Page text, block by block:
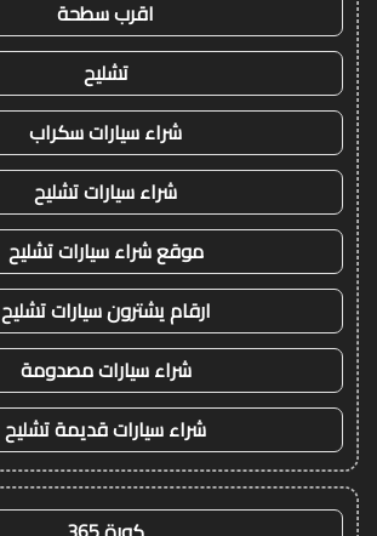
اقرب سطحة
تشليح
شراء سيارات سكراب
شراء سيارات تشليح
موقع شراء سيارات تشليح
ارقام يشترون سيارات تشليح
شراء سيارات مصدومة
شراء سيارات قديمة تشليح